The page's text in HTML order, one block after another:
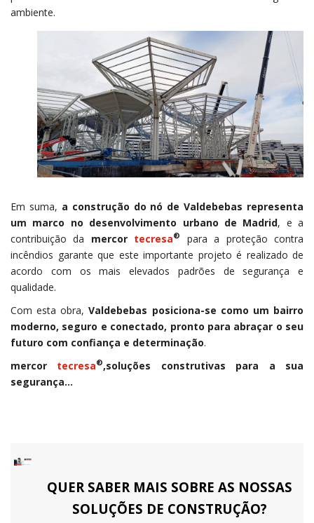
ambiente.
Em suma, a construção do nó de Valdebebas representa
um marco no desenvolvimento urbano de Madrid, e a
contribuição da mercor tecresa®
para a proteção contra
incêndios garante que este importante projeto é realizado de
acordo com os mais elevados padrões de segurança e
qualidade.
Com esta obra, Valdebebas posiciona-se como um bairro
moderno, seguro e conectado, pronto para abraçar o seu
futuro com confiança e determinação.
mercor tecresa®,soluções construtivas para a sua
segurança…
QUER SABER MAIS SOBRE AS NOSSAS
SOLUÇÕES DE CONSTRUÇÃO?